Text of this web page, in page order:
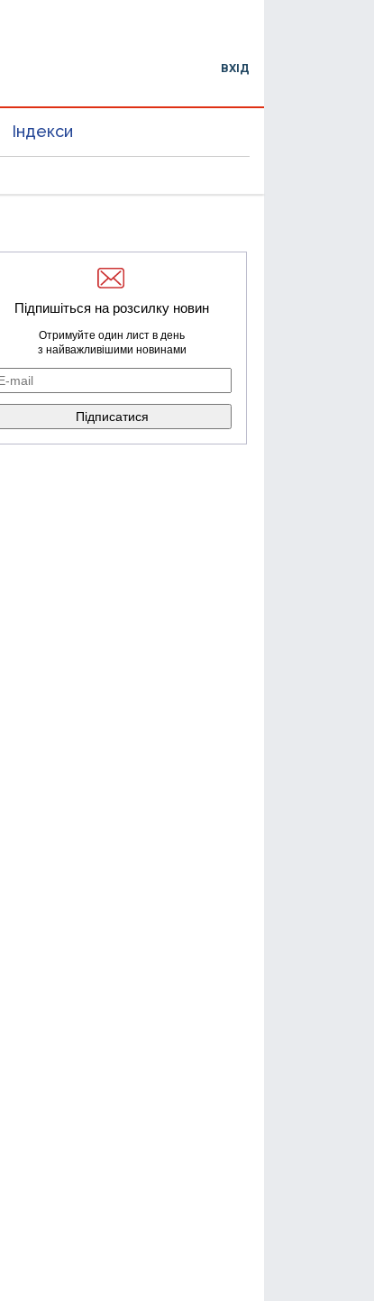
ВХІД
Індекси
Підпишіться на розсилку новин
Отримуйте один лист в день
з найважливішими новинами